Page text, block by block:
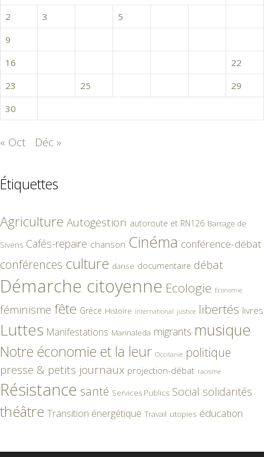
2
3 5
9
16
22
23
25
29
30
« Oct Déc »
Étiquettes
Agriculture Autogestion autoroute et RN126 Barrage de
Sivens Cafés-repaire chanson Cinéma conférence-débat
conférences culture danse documentaire débat
Démarche citoyenne Ecologie Economie
féminisme fête Grèce Histoire International justice libertés livres
Luttes Manifestations Marinaleda migrants musique
Notre économie et la leur Occitanie politique
presse & petits journaux projection-débat racisme
Résistance santé Services Publics Social solidarités
théâtre Transition énergétique Travail utopies éducation